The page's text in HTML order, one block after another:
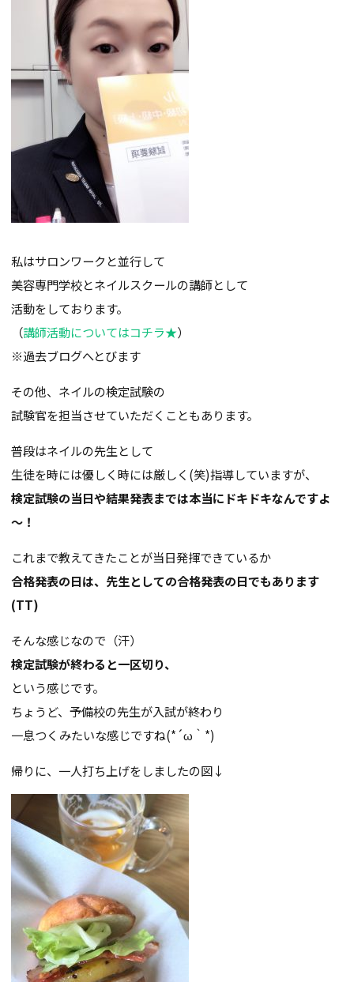
私はサロンワークと並行して
美容専門学校とネイルスクールの講師として
活動をしております。
（講師活動についてはコチラ★）
※過去ブログへとびます
その他、ネイルの検定試験の
試験官を担当させていただくこともあります。
普段はネイルの先生として
生徒を時には優しく時には厳しく(笑)指導していますが、
検定試験の当日や結果発表までは本当にドキドキなんですよ
～！
これまで教えてきたことが当日発揮できているか
合格発表の日は、先生としての合格発表の日でもあります
(TT)
そんな感じなので（汗）
検定試験が終わると一区切り、
という感じです。
ちょうど、予備校の先生が入試が終わり
一息つくみたいな感じですね(*´ω｀*)
帰りに、一人打ち上げをしましたの図↓